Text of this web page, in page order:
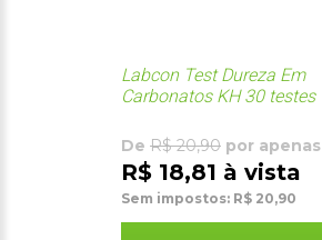
Labcon Test Dureza Em
Carbonatos KH 30 testes
De R$ 20,90 por apenas
R$ 18,81 à vista
Sem impostos: R$ 20,90